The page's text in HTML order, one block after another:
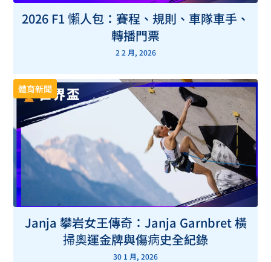
2026 F1 懶人包：賽程、規則、車隊車手、
轉播門票
2 2 月, 2026
體育新聞
Janja 攀岩女王傳奇：Janja Garnbret 橫
掃奧運金牌與傷病史全紀錄
30 1 月, 2026